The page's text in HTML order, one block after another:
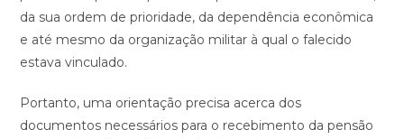
da sua ordem de prioridade, da dependência econômica
e até mesmo da organização militar à qual o falecido
estava vinculado.
Portanto, uma orientação precisa acerca dos
documentos necessários para o recebimento da pensão